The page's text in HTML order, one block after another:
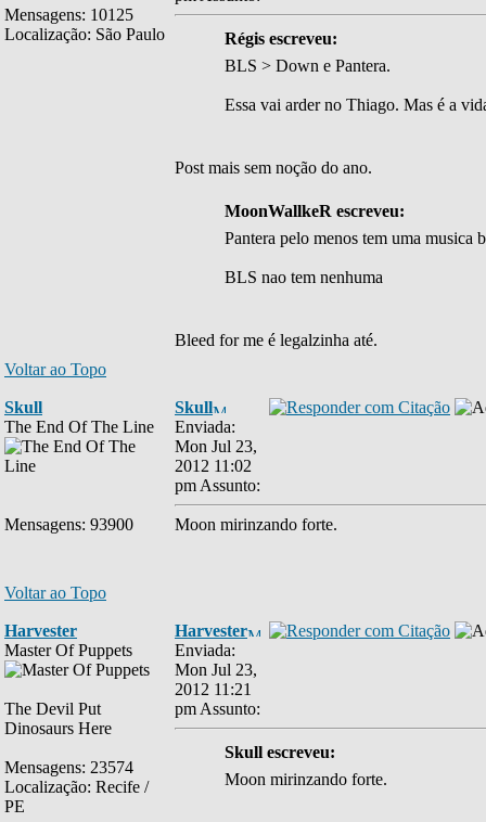
Mensagens: 10125
Localização: São Paulo
Régis escreveu:
BLS > Down e Pantera.
Essa vai arder no Thiago. Mas é a
Post mais sem noção do ano.
MoonWallkeR escreveu:
Pantera pelo menos tem uma musica
BLS nao tem nenhuma
Bleed for me é legalzinha até.
Voltar ao Topo
Skull
The End Of The Line
Mensagens: 93900
Skull
Enviada:
Mon Jul 23,
2012 11:02
pm Assunto:
Moon mirinzando forte.
Voltar ao Topo
Harvester
Master Of Puppets
The Devil Put
Dinosaurs Here
Mensagens: 23574
Localização: Recife /
PE
Harvester
Enviada:
Mon Jul 23,
2012 11:21
pm Assunto:
Skull escreveu:
Moon mirinzando forte.